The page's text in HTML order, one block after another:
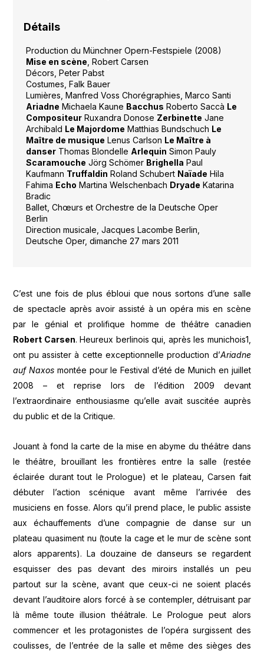
Détails
Production du Münchner Opern-Festspiele (2008)
Mise en scène , Robert Carsen
Décors, Peter Pabst
Costumes, Falk Bauer
Lumières, Manfred Voss Chorégraphies, Marco Santi
Ariadne Michaela Kaune Bacchus Roberto Saccà Le
CompositeurRuxandra Donose Zerbinette Jane
Archibald Le Majordome Matthias Bundschuch Le
Maître de musique Lenus Carlson Le Maître à
danserThomas Blondelle Arlequin Simon Pauly
Scaramouche Jörg Schömer Brighella Paul
Kaufmann Truffaldin Roland Schubert Naïade Hila
Fahima Echo Martina Welschenbach Dryade Katarina
Bradic
Ballet, Chœurs et Orchestre de la Deutsche Oper
Berlin
Direction musicale, Jacques Lacombe Berlin,
Deutsche Oper, dimanche 27 mars 2011
C’est une fois de plus ébloui que nous sortons d’une salle
de spectacle après avoir assisté à un opéra mis en scène
par le génial et prolifique homme de théâtre canadien
Robert Carsen. Heureux berlinois qui, après les munichois1,
ont pu assister à cette exceptionnelle production d’Ariadne
auf Naxos montée pour le Festival d’été de Munich en juillet
2008 – et reprise lors de l’édition 2009 devant
l’extraordinaire enthousiasme qu’elle avait suscitée auprès
du public et de la Critique.
Jouant à fond la carte de la mise en abyme du théâtre dans
le théâtre, brouillant les frontières entre la salle (restée
éclairée durant tout le Prologue) et le plateau, Carsen fait
débuter l’action scénique avant même l’arrivée des
musiciens en fosse. Alors qu’il prend place, le public assiste
aux échauffements d’une compagnie de danse sur un
plateau quasiment nu (toute la cage et le mur de scène sont
alors apparents). La douzaine de danseurs se regardent
esquisser des pas devant des miroirs installés un peu
partout sur la scène, avant que ceux-ci ne soient placés
devant l’auditoire alors forcé à se contempler, détruisant par
là même toute illusion théâtrale. Le Prologue peut alors
commencer et les protagonistes de l’opéra surgissent des
coulisses, de l’entrée de la salle et même des sièges des